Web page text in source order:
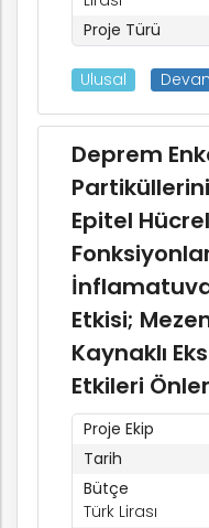
Proje Türü
Ulusal
Deprem
Epitel
Etkisi;
Kaynaklı
Etkileri
Proje Ekip
Tarih
Bütçe
Türk Lirası